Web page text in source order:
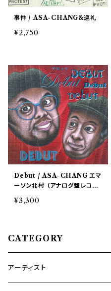
事件 / ASA-CHANG&巡礼
¥2,750
Debut / ASA-CHANG エマ
ーソン北村 （アナログ盤レコー
¥3,300
CATEGORY
アーティスト